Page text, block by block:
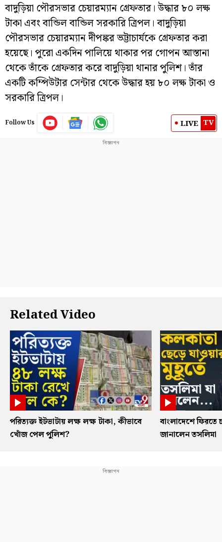
বাদুড়িয়া পৌরসভার চেয়ারম্যান গ্রেফতার। উদ্ধার ৮০ লক্ষ
টাকা এবং বান্ডিল বান্ডিল সরকারি ত্রিপল। বাদুড়িয়া
পৌরসভার চেয়ারম্যান দীপঙ্কর ভট্টাচার্যকে গ্রেফতার করা
হয়েছে। পুরো একদিন পালিয়ে থাকার পর গোপন আস্তানা
থেকে তাঁকে গ্রেফতার করে বাদুড়িয়া থানার পুলিশ। তাঁর
একটি কম্পিউটার সেন্টার থেকে উদ্ধার হয় ৮০ লক্ষ টাকা ও
সরকারি ত্রিপল।
Follow Us LIVE TV
Related Video
পরিত্যক্ত ইটভাটায় লক্ষ লক্ষ টাকা, কীভাবে
খোঁজ পেল পুলিশ?
বাংলাদেশে ফিরতে
জানালেন তসলিমা